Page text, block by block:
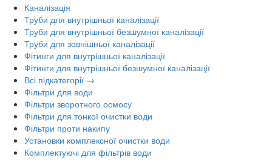
Каналізація
Труби для внутрішньої каналізації
Труби для внутрішньої безшумної каналізації
Труби для зовнішньої каналізації
Фітинги для внутрішньої каналізації
Фітинги для внутрішньої безшумної каналізації
Всі підкатегорії →
Фільтри для води
Фільтри зворотного осмосу
Фільтри для тонкої очистки води
Фільтри проти накипу
Установки комплексної очистки води
Комплектуючі для фільтрів води